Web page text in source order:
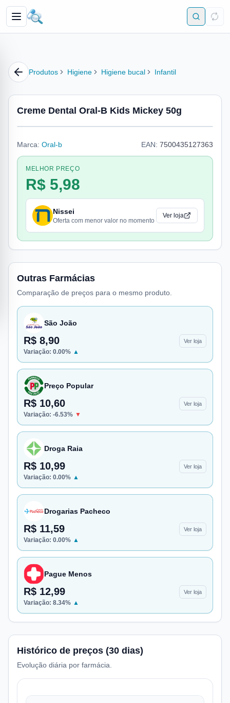
Produtos Higiene Higiene bucal Infantil
Creme Dental Oral-B Kids Mickey 50g
Marca: Oral-b EAN: 7500435127363
MELHOR PREÇO
R$ 5,98
Nissei
Oferta com menor valor no momento
Ver loja
Outras Farmácias
Comparação de preços para o mesmo produto.
São João
R$ 8,90 Ver loja
Variação: 0.00% ▲
Preço Popular
R$ 10,60 Ver loja
Variação: -6.53% ▼
Droga Raia
R$ 10,99 Ver loja
Variação: 0.00% ▲
Drogarias Pacheco
R$ 11,59 Ver loja
Variação: 0.00% ▲
Pague Menos
R$ 12,99 Ver loja
Variação: 8.34% ▲
Histórico de preços (30 dias)
Evolução diária por farmácia.